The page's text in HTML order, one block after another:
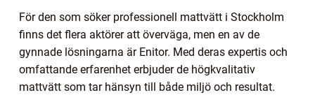
För den som söker professionell mattvätt i Stockholm
finns det flera aktörer att överväga, men en av de
gynnade lösningarna är Enitor. Med deras expertis och
omfattande erfarenhet erbjuder de högkvalitativ
mattvätt som tar hänsyn till både miljö och resultat.